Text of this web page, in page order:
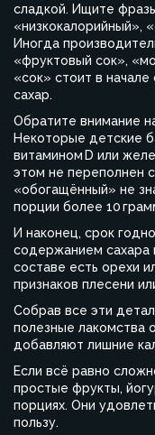
сладкой. Ищите
«низкокалорийный»,
Иногда
«фруктовый сок»,
«сок» стоит в
сахар.
Обратите внимание
Некоторые детские
витамином D или
этом не переполнен
«обогащённый» не
порции более 10
И наконец, срок
содержанием сахара
составе есть орехи
признаков плесени
Собрав все эти
полезные лакомства
добавляют лишние
Если всё равно
простые фрукты,
порциях. Они
пользу.